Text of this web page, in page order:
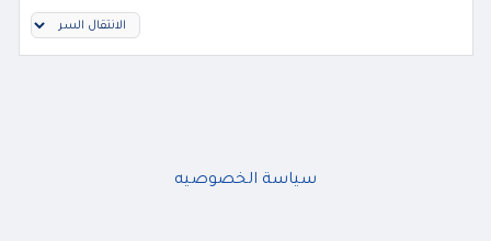
سياسة الخصوصيه